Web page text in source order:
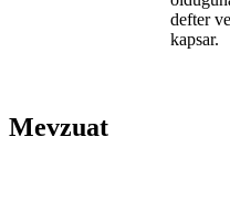
defter
kapsar.
Mevzuat